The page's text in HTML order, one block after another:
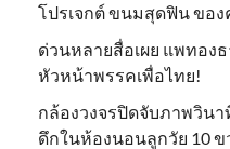
โปรเจกต์ ขนมสุดฟิน ขอ
ด่วนหลายสื่อเผย แพทอง
หัวหน้าพรรคเพื่อไทย!
กล้องวงจรปิดจับภาพวิน
ดึกในห้องนอนลูกวัย 10 ข